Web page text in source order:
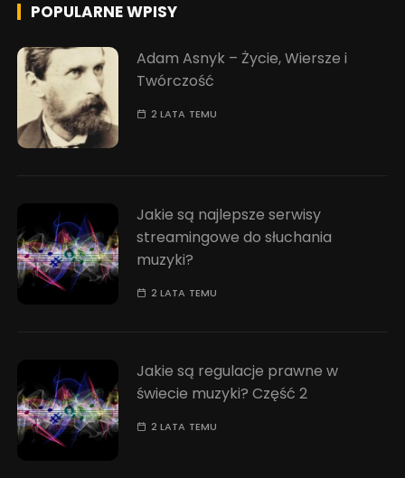
POPULARNE WPISY
Adam Asnyk – Życie, Wiersze i
Twórczość
2 LATA TEMU
Jakie są najlepsze serwisy
streamingowe do słuchania
muzyki?
2 LATA TEMU
Jakie są regulacje prawne w
świecie muzyki? Część 2
2 LATA TEMU